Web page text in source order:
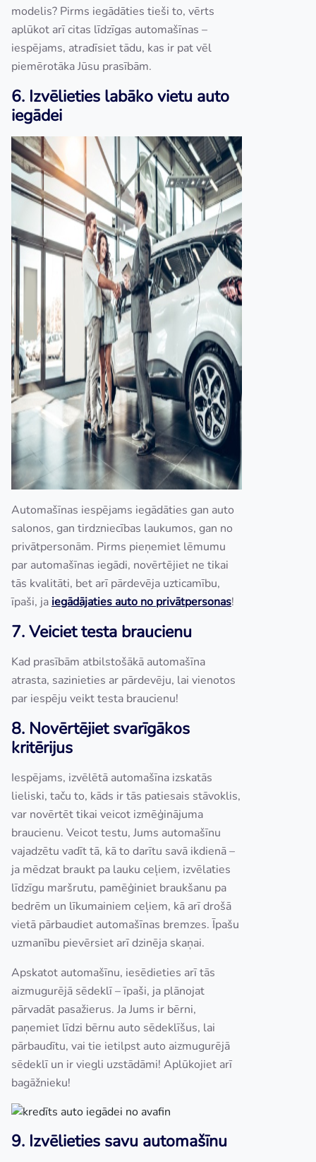
modelis? Pirms iegādāties tieši to, vērts
aplūkot arī citas līdzīgas automašīnas –
iespējams, atradīsiet tādu, kas ir pat vēl
piemērotāka Jūsu prasībām.
6. Izvēlieties labāko vietu auto
iegādei
Automašīnas iespējams iegādāties gan auto
salonos, gan tirdzniecības laukumos, gan no
privātpersonām. Pirms pieņemiet lēmumu
par automašīnas iegādi, novērtējiet ne tikai
tās kvalitāti, bet arī pārdevēja uzticamību,
īpaši, ja iegādājaties auto no privātpersonas!
7. Veiciet testa braucienu
Kad prasībām atbilstošākā automašīna
atrasta, sazinieties ar pārdevēju, lai vienotos
par iespēju veikt testa braucienu!
8. Novērtējiet svarīgākos
kritērijus
Iespējams, izvēlētā automašīna izskatās
lieliski, taču to, kāds ir tās patiesais stāvoklis,
var novērtēt tikai veicot izmēģinājuma
braucienu. Veicot testu, Jums automašīnu
vajadzētu vadīt tā, kā to darītu savā ikdienā –
ja mēdzat braukt pa lauku ceļiem, izvēlaties
līdzīgu maršrutu, pamēģiniet braukšanu pa
bedrēm un līkumainiem ceļiem, kā arī drošā
vietā pārbaudiet automašīnas bremzes. Īpašu
uzmanību pievērsiet arī dzinēja skaņai.
Apskatot automašīnu, iesēdieties arī tās
aizmugurējā sēdeklī – īpaši, ja plānojat
pārvadāt pasažierus. Ja Jums ir bērni,
paņemiet līdzi bērnu auto sēdeklīšus, lai
pārbaudītu, vai tie ietilpst auto aizmugurējā
sēdeklī un ir viegli uzstādāmi! Aplūkojiet arī
bagāžnieku!
9. Izvēlieties savu automašīnu